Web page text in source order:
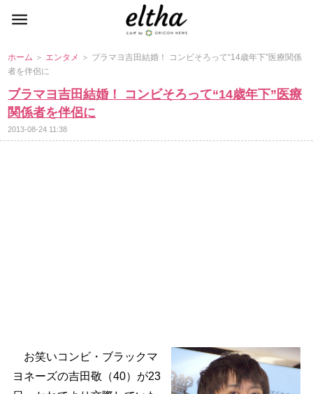
ホーム ＞ エンタメ ＞ ブラマヨ吉田結婚！ コンビそろって“14歳年下”医療関係
者を伴侶に
ブラマヨ吉田結婚！ コンビそろって“14歳年下”医療
関係者を伴侶に
2013-08-24 11:38
お笑いコンビ・ブラックマ
ヨネーズの吉田敬（40）が23